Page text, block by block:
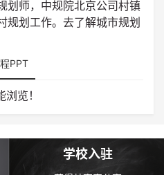
划师，中规院北京公司村镇
规划工作。去了解城市规划
PPT
览！
学校入驻